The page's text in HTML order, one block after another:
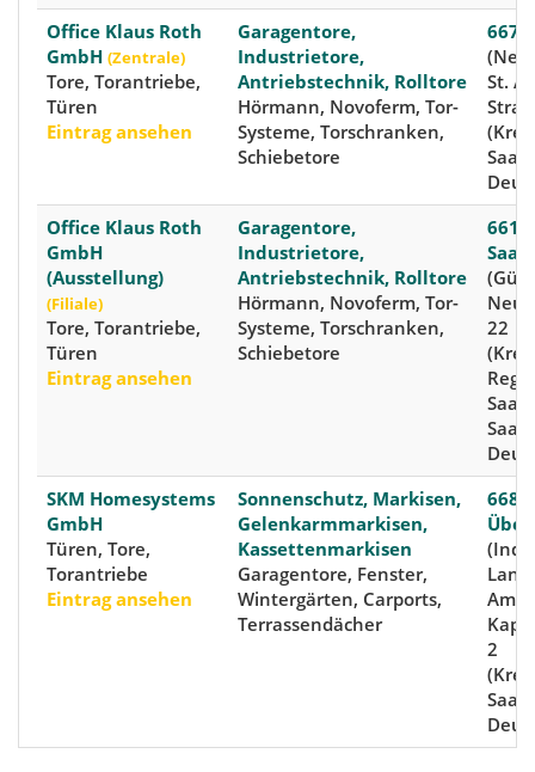
Office Klaus Roth
GmbH (Zentrale)
Tore, Torantriebe,
Türen
Eintrag ansehen
Garagentore,
Industrietore,
Antriebstechnik, Rolltore
Hörmann, Novoferm, Tor-
Systeme, Torschranken,
Schiebetore
St.
Office Klaus Roth
GmbH
(Ausstellung)
(Filiale)
Tore, Torantriebe,
Türen
Eintrag ansehen
Garagentore,
Industrietore,
Antriebstechnik, Rolltore
Hörmann, Novoferm, Tor-
Systeme, Torschranken,
Schiebetore
22
SKM Homesystems
GmbH
Türen, Tore,
Torantriebe
Eintrag ansehen
Sonnenschutz, Markisen,
Gelenkarmmarkisen,
Kassettenmarkisen
Garagentore, Fenster,
Wintergärten, Carports,
Terrassendächer
Am
2